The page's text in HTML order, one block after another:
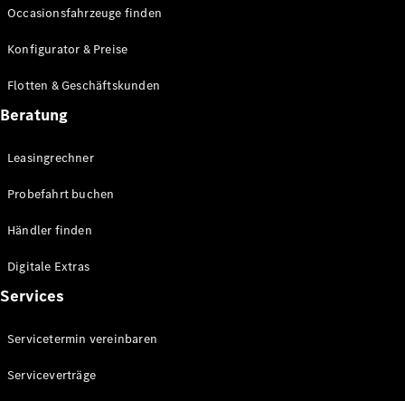
Fortschrittliche
Technologien
für den
Antriebsstrang
Multimedia
Over-the-
Fahrhilfen
Konzeptfahrzeuge
Nachhaltigkeit
Mercedes-
Benz
Schweiz
Occasionsfahrzeuge finden
Konfigurator & Preise
Flotten & Geschäftskunden
Beratung
Leasingrechner
Probefahrt buchen
Händler finden
Digitale Extras
Services
Servicetermin vereinbaren
Serviceverträge